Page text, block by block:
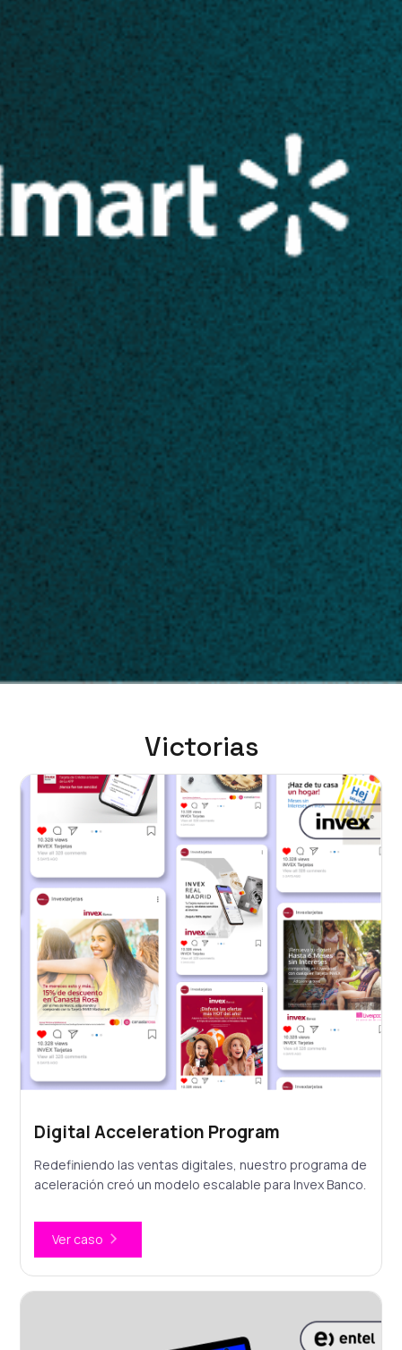
Victorias
Digital Acceleration Program
Redefiniendo las ventas digitales, nuestro programa de
aceleración creó un modelo escalable para Invex Banco.
Ver caso